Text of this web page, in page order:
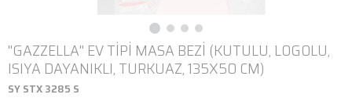
''GAZZELLA'' EV TİPİ MASA BEZİ (KUTULU, LOGOLU,
ISIYA DAYANIKLI, TURKUAZ, 135X50 CM)
SY STX 3285 S